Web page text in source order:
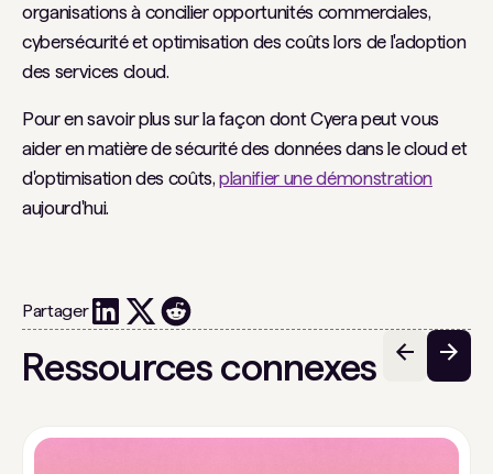
organisations à concilier opportunités commerciales,
cybersécurité et optimisation des coûts lors de l'adoption
des services cloud.
Pour en savoir plus sur la façon dont Cyera peut vous
aider en matière de sécurité des données dans le cloud et
d'optimisation des coûts,planifier une démonstration
aujourd'hui.
Partager
Ressources connexes